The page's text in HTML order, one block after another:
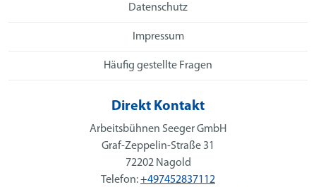
Datenschutz
Impressum
Häufig gestellte Fragen
Direkt Kontakt
Arbeitsbühnen Seeger GmbH
Graf-Zeppelin-Straße 31
72202 Nagold
Telefon:+497452837112